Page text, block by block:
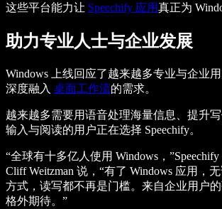
这些平台能力让 Speechify 应用真正为
助力专业人士与企业发展
Windows 上线回应了越来越多专业与企业
深度融入 桌面工作流的需求。
越来越多需要用语音处理海量信息、提升
输入与阅读的用户正在选择 Speechify。
“全球有十多亿人使用 Windows，
Cliff Weitzman 说，“有了 Windows 应用，
方式，读写都不再是门槛。来自企业用户
格外期待。”